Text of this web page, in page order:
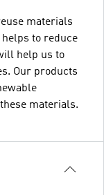
materials
to reduce
help us to
Our products
materials.